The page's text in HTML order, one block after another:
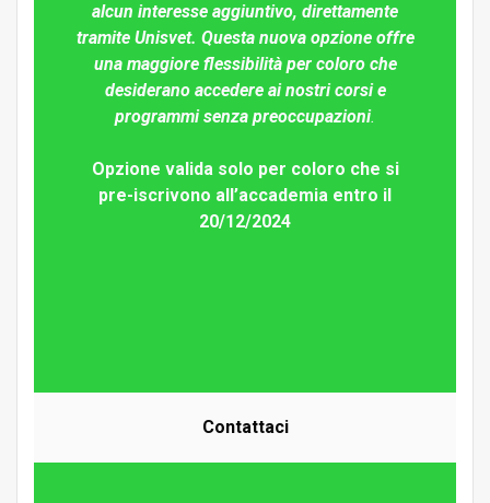
alcun interesse aggiuntivo, direttamente
tramite Unisvet. Questa nuova opzione offre
una maggiore flessibilità per coloro che
desiderano accedere ai nostri corsi e
programmi senza preoccupazioni.
Opzione valida solo per coloro che si
pre-iscrivono all’accademia entro il
20/12/2024
Contattaci